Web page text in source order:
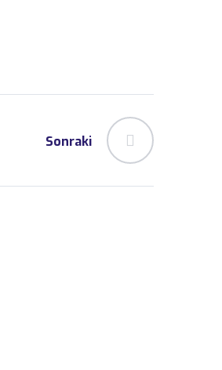
Sonraki